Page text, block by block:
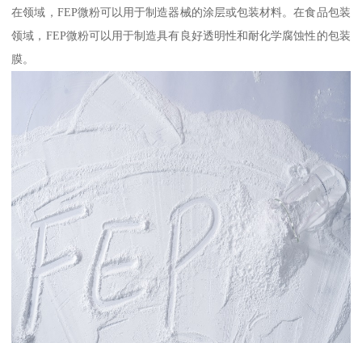
在领域，FEP微粉可以用于制造器械的涂层或包装材料。在食品包装
领域，FEP微粉可以用于制造具有良好透明性和耐化学腐蚀性的包装
膜。